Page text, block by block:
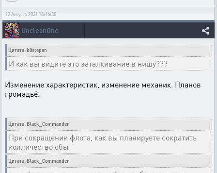
12 Августа 2021 18:16:30
UncleanOne
Цитата: k0stepan
И как вы видите это заталкивание в нишу???
Изменение характеристик, изменение механик. Планов
громадьё.
Цитата: Black_Commander
При сокращении флота, как вы планируете сократить
колличество обы
Цитата: Black_Commander